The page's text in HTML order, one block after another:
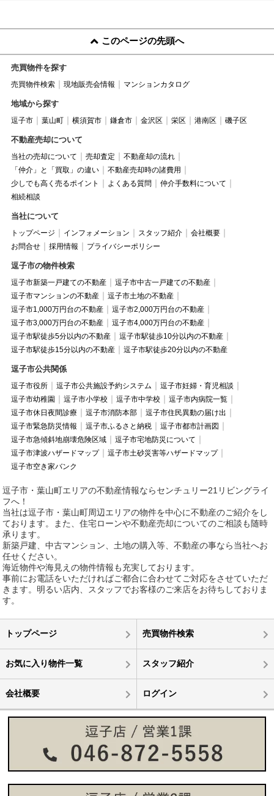
このページの先頭へ
売買物件を探す
売買物件検索 現地販売会情報 マンションカタログ
地域から探す
逗子市 葉山町 横須賀市 鎌倉市 金沢区 栄区 港南区 磯子区
不動産売却について
当社の売却について 売却査定
不動産却の流れ
「仲介」と「買取」の違い
不動産売却時の諸費用
少しでも高く売るポイント
よくある質問
仲介手数料について
相続相談
当社について
トップページ インフォメーション スタッフ紹介
会社概要
お問合せ
採用情報 プライバシーポリシー
逗子市の物件検索
逗子市新築一戸建ての不動産
逗子市中古一戸建ての不動産
逗子市マンションの不動産
逗子市土地の不動産
逗子市1,000万円台の不動産
逗子市2,000万円台の不動産
逗子市3,000万円台の不動産
逗子市4,000万円台の不動産
逗子市駅徒歩5分以内の不動産
逗子市駅徒歩10分以内の不動産
逗子市駅徒歩15分以内の不動産
逗子市駅徒歩20分以内の不動産
逗子市公共関係
逗子市役所 逗子市公共施設予約システム
逗子市妊婦・育児相談
逗子市幼稚園
逗子市小学校 逗子市中学校
逗子市内病院一覧
逗子市休日夜間診療
逗子市消防本部
逗子市住民異動の届け出
逗子市緊急防災情報
逗子市ふるさと納税
逗子市都市計画図
逗子市急傾斜地崩壊危険区域
逗子市宅地防災について
逗子市津波ハザードマップ
逗子市土砂災害等ハザードマップ
逗子市空き家バンク
逗子市・葉山町エリアの不動産情報ならセンチュリー21リビングライ
フへ！
当社は逗子市・葉山町周辺エリアの物件を中心に不動産のご紹介をし
ております。また、住宅ローンや不動産売却についてのご相談も随時
承ります。
新築戸建、中古マンション、土地の購入等、不動産の事なら当社へお
任せください。
海近物件や海見えの物件情報も充実しております。
事前にお電話をいただければご都合に合わせてご対応をさせていただ
きます。明るい店内、スタッフでお客様のご来店をお待ちしておりま
す。
トップページ 売買物件検索
お気に入り物件一覧 スタッフ紹介
会社概要 ログイン